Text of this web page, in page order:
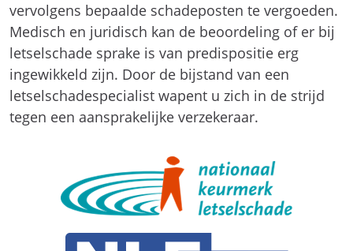
vervolgens bepaalde schadeposten te vergoeden.
Medisch en juridisch kan de beoordeling of er bij
letselschade sprake is van predispositie erg
ingewikkeld zijn. Door de bijstand van een
letselschadespecialist wapent u zich in de strijd
tegen een aansprakelijke verzekeraar.